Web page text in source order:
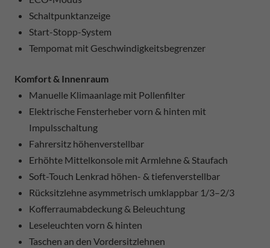
Schaltpunktanzeige
Start-Stopp-System
Tempomat mit Geschwindigkeitsbegrenzer
Komfort & Innenraum
Manuelle Klimaanlage mit Pollenfilter
Elektrische Fensterheber vorn & hinten mit
Impulsschaltung
Fahrersitz höhenverstellbar
Erhöhte Mittelkonsole mit Armlehne & Staufach
Soft-Touch Lenkrad höhen- & tiefenverstellbar
Rücksitzlehne asymmetrisch umklappbar 1/3–2/3
Kofferraumabdeckung & Beleuchtung
Leseleuchten vorn & hinten
Taschen an den Vordersitzlehnen